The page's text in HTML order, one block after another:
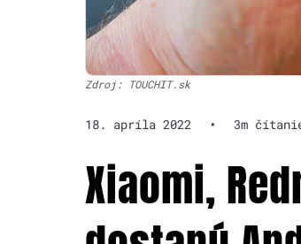
Zdroj: TOUCHIT.sk
18. apríla 2022 • 3m
Xiaomi,